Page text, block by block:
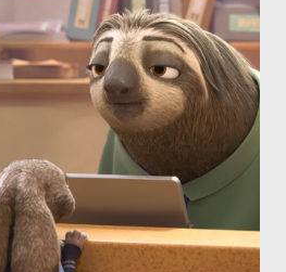
find a site from which to download
After downloading the game you
file is compressed in a *.bz2 file you
that write in the Terminal this,
in the folder where the iso file is:
HMM3-Linux.iso /mnt/fakecd ...